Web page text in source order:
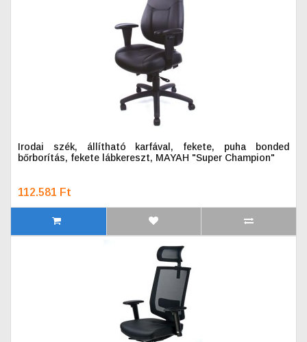
Irodai szék, állítható karfával, fekete, puha bonded
bőrborítás, fekete lábkereszt, MAYAH "Super Champion"
112.581 Ft